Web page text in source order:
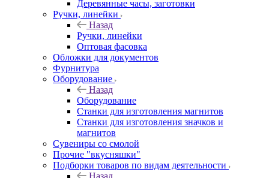
Деревянные часы, заготовки
Ручки, линейки
Назад
Ручки, линейки
Оптовая фасовка
Обложки для документов
Фурнитура
Оборудование
Назад
Оборудование
Станки для изготовления магнитов
Станки для изготовления значков и
магнитов
Сувениры со смолой
Прочие "вкусняшки"
Подборки товаров по видам деятельности
Назад